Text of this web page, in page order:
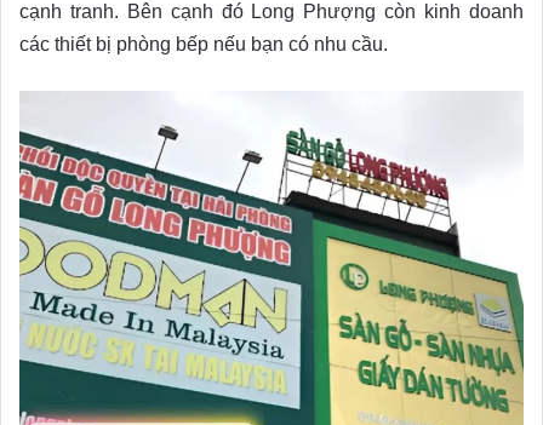
cạnh tranh. Bên cạnh đó Long Phượng còn kinh doanh
các thiết bị phòng bếp nếu bạn có nhu cầu.